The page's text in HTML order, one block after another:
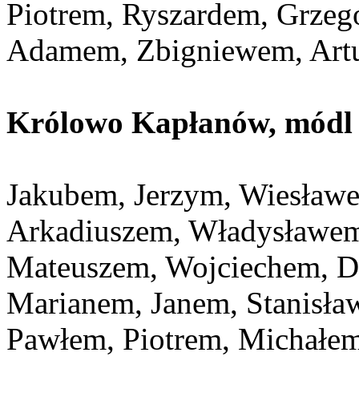
Piotrem, Ryszardem,
Adamem, Zbigniewem,
Królowo Kapłanów,
Jakubem, Jerzym,
Arkadiuszem,
Mateuszem, Wojciechem,
Marianem, Janem,
Pawłem, Piotrem,